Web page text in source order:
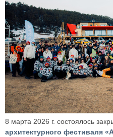
8 марта 2026 г. состоялось
архитектурного фестиваля